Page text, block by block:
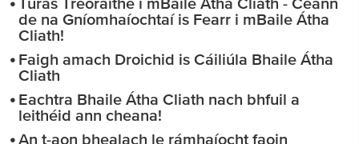
Turas Treoraithe i mBaile Átha Cliath - Ceann
de na Gníomhaíochtaí is Fearr i mBaile Átha
Cliath!
Faigh amach Droichid is Cáiliúla Bhaile Átha
Cliath
Eachtra Bhaile Átha Cliath nach bhfuil a
leithéid ann cheana!
An t-aon bhealach le rámhaíocht faoin